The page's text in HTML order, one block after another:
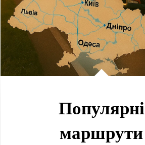
Популярні
маршрути